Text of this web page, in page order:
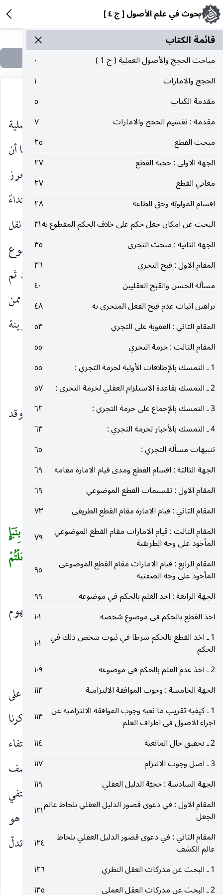
بحوث في علم الأصول [ ج ٤ ]
قائمة الکتاب
مباحث الحجج والأصول العملية ( ج 1 )
٠
الحجج والامارات
١
مقدمة الكتاب
٥
مقدمة : تقسيم الحجج والامارات
٧
مبحث القطع
٢٥
الجهة الاولى : حجية القطع
٢٧
معاني القطع
٢٧
اقسام المولويّة وحق الطاعة
٢٨
البحث عن امكان جعل حكم على خلاف الحكم المقطوع به٣١
الجهة الثانية : مبحث التجري
٣٥
المقام الاول : قبح التجري
٣٦
مسألة الحسن والقبح العقليين
٤٠
براهين اثبات عدم قبح الفعل المتجرى به
٤٨
المقام الثاني : العقوبة على التجري
٥٣
المقام الثالث : حرمة التجري
٥٥
1 ـ التمسك بالإطلاقات الأولية لحرمة التجري :
٥٥
2 ـ التمسك بقاعدة الاستلزام العقلي لحرمة التجري :
٥٧
3 ـ التمسك بالإجماع على حرمة التجري :
٦٢
4 ـ التمسك بالأخبار لحرمة التجري :
٦٣
تنبيهات مسألة التجري :
٦٥
الجهة الثالثة : اقسام القطع ومدى قيام الامارة مقامه
٦٩
المقام الاول : تقسيمات القطع الموضوعي
٦٩
المقام الثاني : قيام الامارة مقام القطع الطريقي
٧٣
المقام الثالث : قيام الامارات مقام القطع الموضوعي
المأخوذ على وجه الطريقية
٧٩
المقام الرابع : قيام الامارات مقام القطع الموضوعي
المأخوذ على وجه الصفتية
٩٥
الجهة الرابعة : اخذ العلم بالحكم في موضوعه
٩٩
اخذ القطع بالحكم في موضوع شخصه
١٠١
1 ـ اخذ القطع بالحكم شرطا في ثبوت شخص ذلك في
الحكم
١٠١
2 ـ اخذ عدم العلم بالحكم في موضوعه
١٠٩
الجهة الخامسة : وجوب الموافقة الالتزامية
١١٣
1 ـ كيفية تقريب ما نعية وجوب الموافقة الالتزامية عن
اجراء الاصول في اطراف العلم
١١٣
2 ـ تحقيق حال المانعية
١١٤
3 ـ اصل وجوب الالتزام
١١٧
الجهة السادسة : حجيّة الدليل العقلي
١١٩
المقام الاول : في دعوى قصور الدليل العقلي بلحاظ عالم
الجعل
١٢١
المقام الثاني : في دعوى قصور الدليل العقلي بلحاظ
عالم الكشف
١٢٤
1 ـ البحث عن مدركات العقل النظري
١٢٦
2 ـ البحث عن مدركات العقل العملي
١٣٥
بخلاف السيد حيث نقل ذلك في أجوبة المسائل الموصلية
فيحتمل قوياً أن يكون نظره إلى أبناء العامة وحينئذ امَّا أن
يكون مقصوده من الاخبار الآحاد اخبارهم التي لا يحرز
فيها وثاقة الرّواة ، أو كان بقصد نفي الكبرى ابتداءً
تحاشياً عن جرح مشاعرهم في جرح رواتهم. وقد نقل
الشيخ ( قده ) في العدة النقل المذكور بعنوان ان المسموع
من أشياخ الطائفة ان الطائفة لا تعمل باخبار الآحاد ثم
فسّره وبيّن انَّ المراد منه مثل هذه المحامل. وهذا تفسير ممن
هو من أهل البيت لأنَّه تلميذ السيد ( قده ) فيكون قرينة
شبه قطعية على مرام السيد من هذه المقالة.
أدلة الحجية :
وامَّا المقام الثاني ـ ففي استعراض أدلة الحجية وقد
استدلّ عليها بالأدلة الأربعة.
أمَّا الكتاب الكريم فبآيات :
الاستدلال بآية النبأ :
منها : آية النبأ وهي قوله تعالى(إِنْ جاءَكُمْ فاسِقٌ بِنَبَإٍ
فَتَبَيَّنُوا أَنْ تُصِيبُوا قَوْماً بِجَهالَةٍ فَتُصْبِحُوا عَلى ما فَعَلْتُمْ
نادِمِينَ)(١) .
والاستدلال بها يكون بتقريبين تارة بلحاظ مفهوم
الوصف ، وأخرى بلحاظ مفهوم الشرط.
امَّا التقريب الأول فيمكن أن يبين بوجوه عديدة :
الوجه الأول ـالملاك العام في مفهوم الوصف بناءً على
قبوله في محله ، وبهذا تكون المسألة مبنائية. وقد ذكرنا
هناك انَّ الوصف وإِن كان يدلّ على الانتفاء عن الانتفاء
بمقتضى قانون احترازية القيود المقتضي لكون الوصف
قيداً حقيقة والمقيد عدم عند عدم قيده إِلاّ ان المنتفي
حينئذ شخص الحكم لا نوعه ، ومنه يعرف ضعف ما هو
ظاهر تعابير فوائد الأصول من انَّ الجملة الوصفية تدلّ
على ثبوت الحكم لواجد الوصف